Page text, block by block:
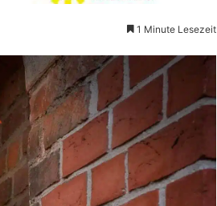
1 Minute Lesezeit